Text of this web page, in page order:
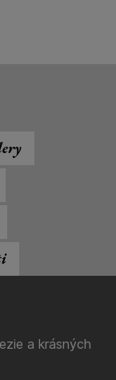
a krásných